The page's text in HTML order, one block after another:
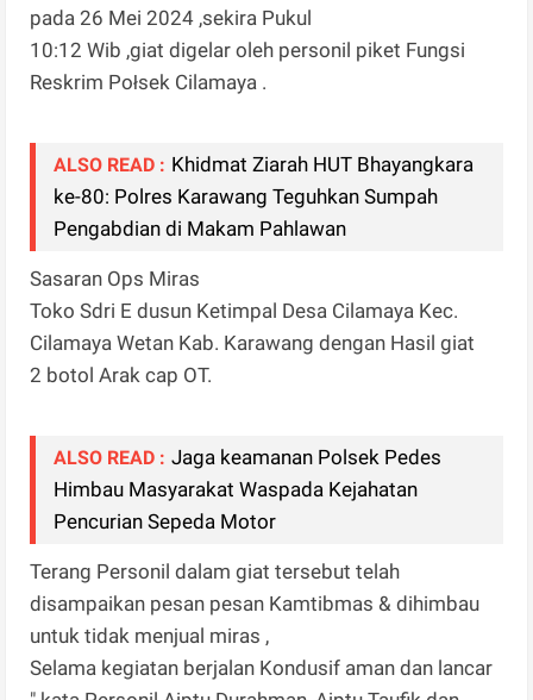
pada 26 Mei 2024 ,sekira Pukul
10:12 Wib ,giat digelar oleh personil piket Fungsi
Reskrim Połsek Cilamaya .
ALSO READ : Khidmat Ziarah HUT Bhayangkara
ke-80: Polres Karawang Teguhkan Sumpah
Pengabdian di Makam Pahlawan
Sasaran Ops Miras
Toko Sdri E dusun Ketimpal Desa Cilamaya Kec.
Cilamaya Wetan Kab. Karawang dengan Hasil giat
2 botol Arak cap OT.
ALSO READ : Jaga keamanan Polsek Pedes
Himbau Masyarakat Waspada Kejahatan
Pencurian Sepeda Motor
Terang Personil dalam giat tersebut telah
disampaikan pesan pesan Kamtibmas & dihimbau
untuk tidak menjual miras ,
Selama kegiatan berjalan Kondusif aman dan lancar